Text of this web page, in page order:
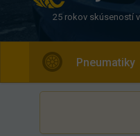
25 rokov skúseností
Pneumatiky